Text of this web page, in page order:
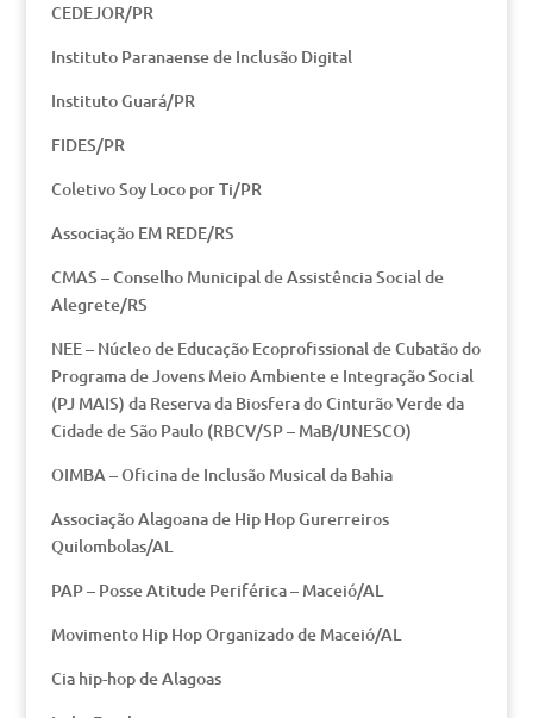
CEDEJOR/PR
Instituto Paranaense de Inclusão Digital
Instituto Guará/PR
FIDES/PR
Coletivo Soy Loco por Ti/PR
Associação EM REDE/RS
CMAS – Conselho Municipal de Assistência Social de
Alegrete/RS
NEE – Núcleo de Educação Ecoprofissional de Cubatão do
Programa de Jovens Meio Ambiente e Integração Social
(PJ MAIS) da Reserva da Biosfera do Cinturão Verde da
Cidade de São Paulo (RBCV/SP – MaB/UNESCO)
OIMBA – Oficina de Inclusão Musical da Bahia
Associação Alagoana de Hip Hop Gurerreiros
Quilombolas/AL
PAP – Posse Atitude Periférica – Maceió/AL
Movimento Hip Hop Organizado de Maceió/AL
Cia hip-hop de Alagoas